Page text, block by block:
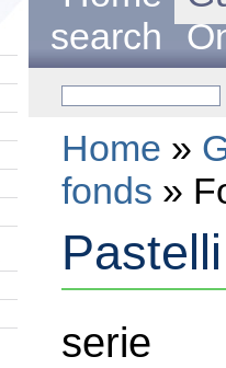
search
Home »
fonds »
Pastelli
serie